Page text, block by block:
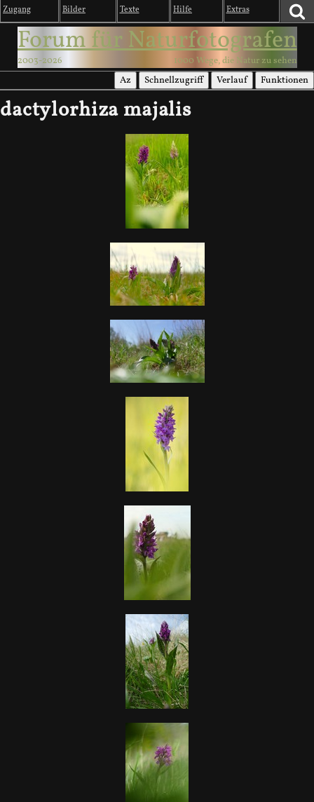
Zugang Bilder Texte Hilfe Extras
Forum für Naturfotografen
2003-2026 1000 Wege, die Natur zu sehen
Az Schnellzugriff Verlauf Funktionen
dactylorhiza majalis